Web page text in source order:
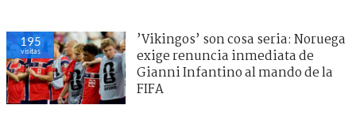
195
visitas
’Vikingos’ son cosa seria: Noruega
exige renuncia inmediata de
Gianni Infantino al mando de la
FIFA